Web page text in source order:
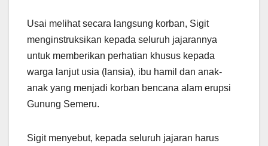
Usai melihat secara langsung korban, Sigit
menginstruksikan kepada seluruh jajarannya
untuk memberikan perhatian khusus kepada
warga lanjut usia (lansia), ibu hamil dan anak-
anak yang menjadi korban bencana alam erupsi
Gunung Semeru.
Sigit menyebut, kepada seluruh jajaran harus